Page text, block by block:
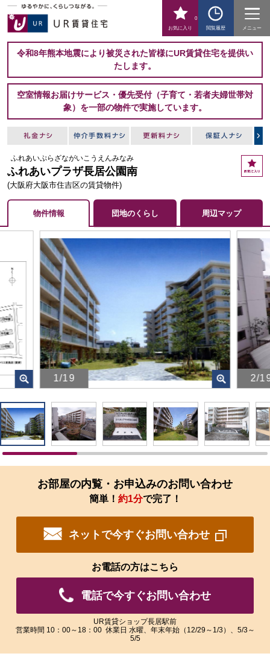
お気に入り
0
閲覧履歴
メニュー
令和8年熊本地震により被災された皆様にUR賃貸住宅を提供い
たします。
空室情報お届けサービス・優先受付（子育て・若者夫婦世帯対
象）を一部の物件で実施しています。
ふれあいぷらざながいこうえんみなみ
ふれあいプラザ長居公園南
(大阪府大阪市住吉区の賃貸物件)
お
気
物件情報 団地のくらし 周辺マップ
1/19
画
像
を
ク
リ
す
拡
大
さ
い
だ
2/
画
像
を
ク
リ
拡
い
だ
お部屋の内覧・お申込みのお問い合わせ
簡単！ 約1分で完了！
ネットで今すぐお問い合わせ
お電話の方はこちら
電話で今すぐお問い合わせ
UR賃貸ショップ長居駅前
営業時間 10：00～18：00 休業日 水曜、年末年始（12/29～1/3）、5/3～
5/5